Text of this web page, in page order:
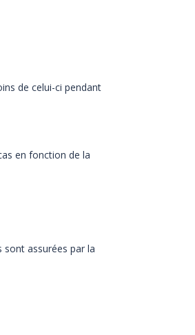
de celui-ci pendant
en fonction de la
sont assurées par la